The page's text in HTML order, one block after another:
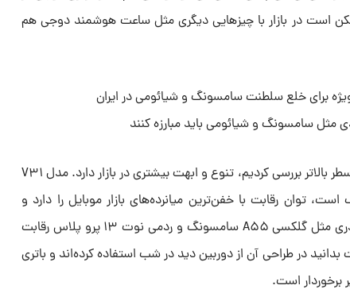
است در بازار با چیز‌هایی دیگری مثل ساعت هوشمند دوجی هم
مثل سامسونگ و شیائومی باید مبارزه کنند
گوشی دوجی برخلاف برند وکال که چندسطر بالاتر بررسی کردیم، تنوع و ابهت بیشتری در بازار دارد. مدل V۳۱
توان رقابت با خفن‌ترین میانرده‌های بازار موبایل را دارد و
حداقل از حیث اقصادی با مدل‌های قلدری مثل گلکسی A۵۵ سامسونگ و ردمی نوت ۱۳ پرو پلاس رقابت
در طراحی آن از دوربین دید در شب استفاده کرده‌اند و باتری